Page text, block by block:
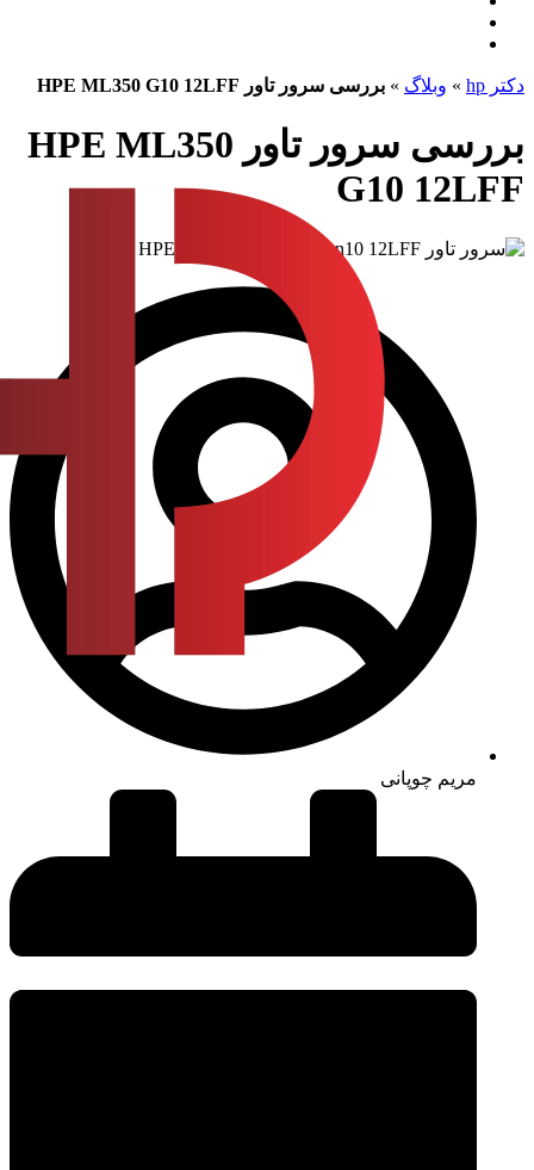
دکتر hp » وبلاگ » بررسی سرور تاور HPE ML350 G10 12LFF
بررسی سرور تاور HPE ML350
G10 12LFF
مریم چوپانی